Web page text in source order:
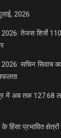
2026
तेजस शिर्से 110
सचिन सिवाच
में अब तक 127.68
हिंसा प्रभावित